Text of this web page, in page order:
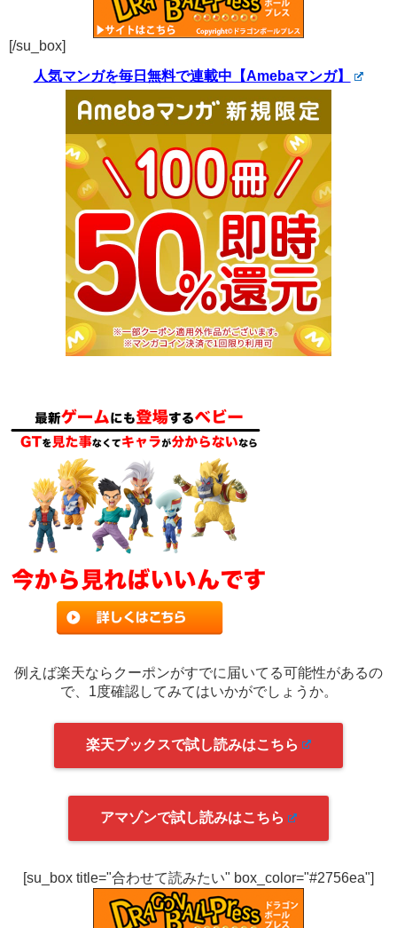
[/su_box]
人気マンガを毎日無料で連載中【Amebaマンガ】
例えば楽天ならクーポンがすでに届いてる可能性があるの
で、1度確認してみてはいかがでしょうか。
楽天ブックスで試し読みはこちら
アマゾンで試し読みはこちら
[su_box title="合わせて読みたい" box_color="#2756ea"]